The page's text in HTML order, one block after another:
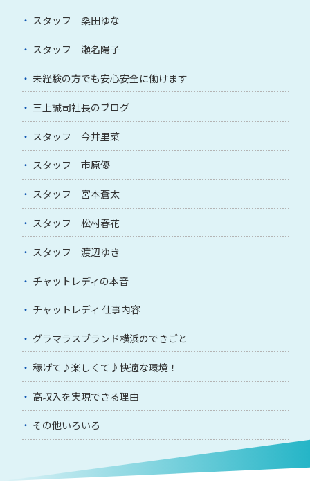
スタッフ 桑田ゆな
スタッフ 瀬名陽子
未経験の方でも安心安全に働けます
三上誠司社長のブログ
スタッフ 今井里菜
スタッフ 市原優
スタッフ 宮本蒼太
スタッフ 松村春花
スタッフ 渡辺ゆき
チャットレディの本音
チャットレディ 仕事内容
グラマラスブランド横浜のできごと
稼げて♪楽しくて♪快適な環境！
高収入を実現できる理由
その他いろいろ